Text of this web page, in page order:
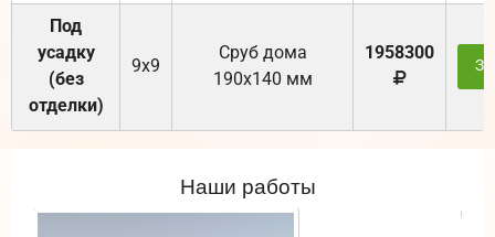
Под
усадку
(без
отделки)
9х9
Cруб дома
190х140 мм
1958300
Наши работы